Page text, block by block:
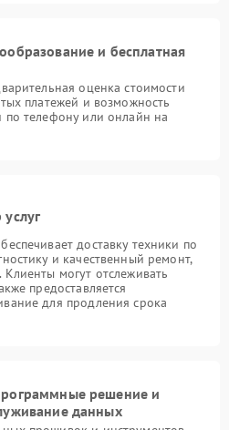
и бесплатная
оценка стоимости
платежей и возможность
по телефону или онлайн на
доставку техники по
и качественный ремонт,
могут отслеживать
предоставляется
для продления срока
решение и
данных